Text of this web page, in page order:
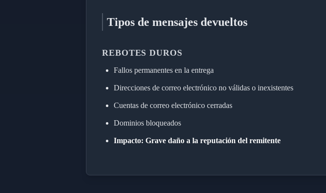
Tipos de mensajes devueltos
REBOTES DUROS
Fallos permanentes en la entrega
Direcciones de correo electrónico no válidas o inexistentes
Cuentas de correo electrónico cerradas
Dominios bloqueados
Impacto: Grave daño a la reputación del remitente